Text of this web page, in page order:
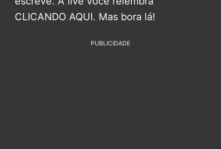
CLICANDO AQUI. Mas bora lá!
PUBLICIDADE